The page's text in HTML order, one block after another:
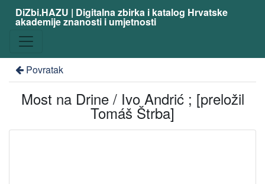
DiZbi.HAZU | Digitalna zbirka i katalog Hrvatske
akademije znanosti i umjetnosti
Povratak
Most na Drine / Ivo Andrić ; [preložil
Tomáš Štrba]